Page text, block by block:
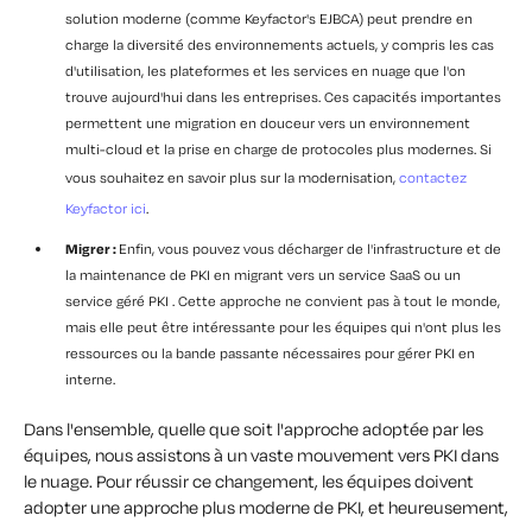
solution moderne (comme Keyfactor's EJBCA) peut prendre en
charge la diversité des environnements actuels, y compris les cas
d'utilisation, les plateformes et les services en nuage que l'on
trouve aujourd'hui dans les entreprises. Ces capacités importantes
permettent une migration en douceur vers un environnement
multi-cloud et la prise en charge de protocoles plus modernes. Si
vous souhaitez en savoir plus sur la modernisation, contactez
Keyfactor ici.
Migrer : Enfin, vous pouvez vous décharger de l'infrastructure et de
la maintenance de PKI en migrant vers un service SaaS ou un
service géré PKI . Cette approche ne convient pas à tout le monde,
mais elle peut être intéressante pour les équipes qui n'ont plus les
ressources ou la bande passante nécessaires pour gérer PKI en
interne.
Dans l'ensemble, quelle que soit l'approche adoptée par les
équipes, nous assistons à un vaste mouvement vers PKI dans
le nuage. Pour réussir ce changement, les équipes doivent
adopter une approche plus moderne de PKI, et heureusement,